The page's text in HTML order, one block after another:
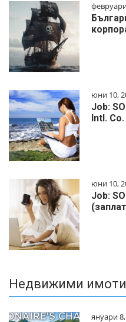
юни 10,
Job:
Intl.
юни 10,
Job:
Недвижими имоти
януари